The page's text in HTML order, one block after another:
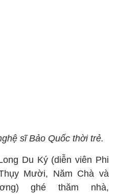
sĩ Bảo Quốc thời trẻ.
Du Ký (diễn viên Phi
Mười, Năm Chà và
ghé thăm nhà,